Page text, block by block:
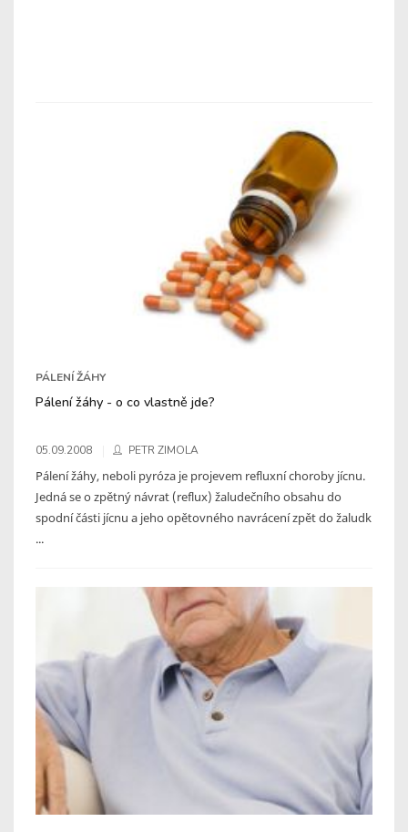
PÁLENÍ ŽÁHY
Pálení žáhy - o co vlastně jde?
05.09.2008 PETR ZIMOLA
Pálení žáhy, neboli pyróza je projevem refluxní choroby jícnu.
Jedná se o zpětný návrat (reflux) žaludečního obsahu do
spodní části jícnu a jeho opětovného navrácení zpět do žaludk
...